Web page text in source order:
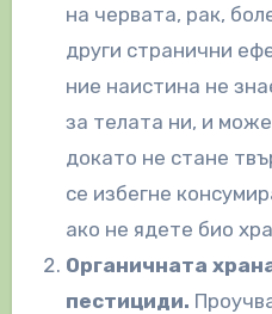
на червата, рак,
други странични
ние наистина не
за телата ни, и
докато не стане
се избегне
ако не ядете био
Органичната
пестициди.